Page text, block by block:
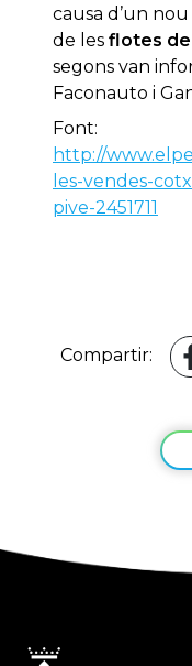
causa d’un
de les flotes
segons van
Faconauto i
Font:
http://
les-vendes-
pive-2451711
Compartir: